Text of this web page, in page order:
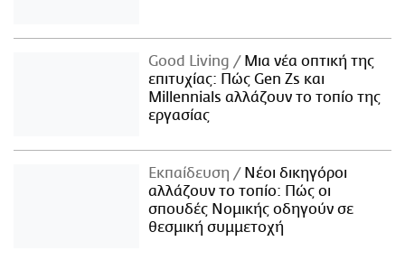
Good Living
Μια νέα οπτική της
επιτυχίας: Πώς Gen Zs και
Millennials αλλάζουν το τοπίο της
εργασίας
Εκπαίδευση
Νέοι δικηγόροι
αλλάζουν το τοπίο: Πώς οι
σπουδές Νομικής οδηγούν σε
θεσμική συμμετοχή